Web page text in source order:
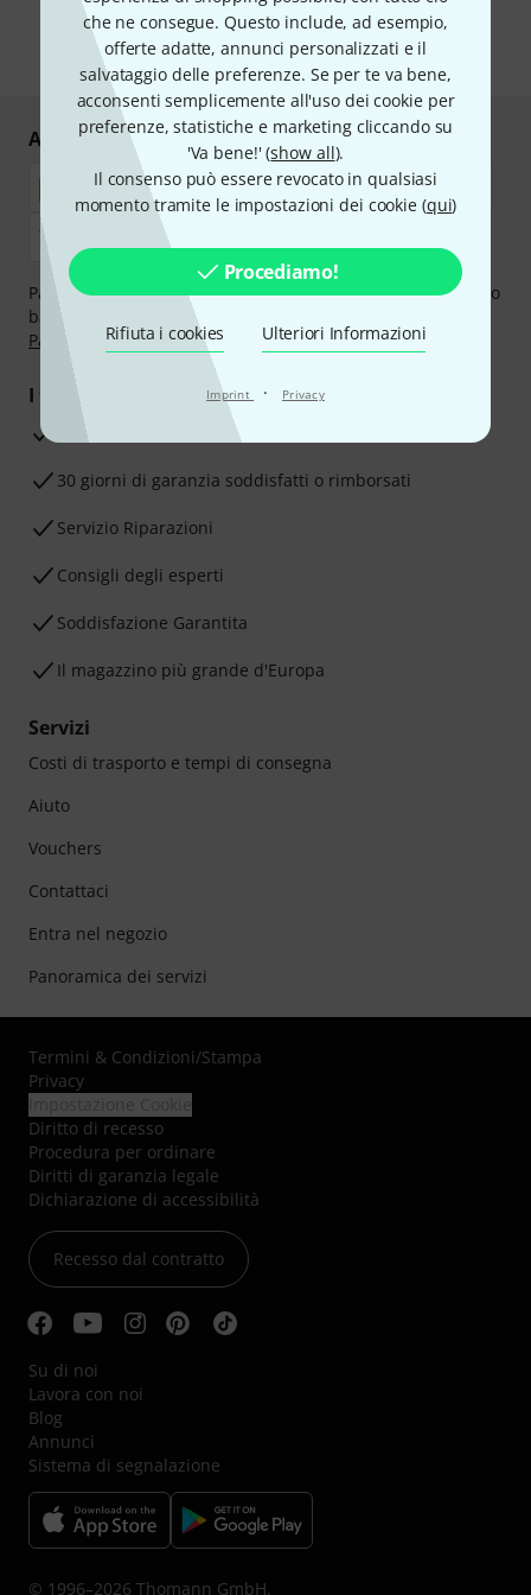
che ne consegue. Questo include, ad esempio,
offerte adatte, annunci personalizzati e il
salvataggio delle preferenze. Se per te va bene,
acconsenti semplicemente all'uso dei cookie per
preferenze, statistiche e marketing cliccando su
'Va bene!' (show all).
Il consenso può essere revocato in qualsiasi
momento tramite le impostazioni dei cookie (qui)
Procediamo!
Rifiuta i cookies Ulteriori Informazioni
Imprint · Privacy
protezione dei datidata protection guideline.
* Richiesto
Acquisti e pagamenti sicuri
Paga in tutta sicurezza con Contanti alla consegna, Bonifico
bancario, PayPal, Amazon Pay,
Paga in 3 rateoppure Carta di credito.
I tuoi vantaggi
3 anni di garanzia Thomann
30 giorni di garanzia soddisfatti o rimborsati
Servizio Riparazioni
Consigli degli esperti
Soddisfazione Garantita
Il magazzino più grande d'Europa
Servizi
Costi di trasporto e tempi di consegna
Aiuto
Vouchers
Contattaci
Entra nel negozio
Panoramica dei servizi
Termini & Condizioni/Stampa
Privacy
Diritto di recesso
Procedura per ordinare
Diritti di garanzia legale
Dichiarazione di accessibilità
Recesso dal contratto
Su di noi
Lavora con noi
Blog
Annunci
Sistema di segnalazione
© 1996–2026 Thomann GmbH.